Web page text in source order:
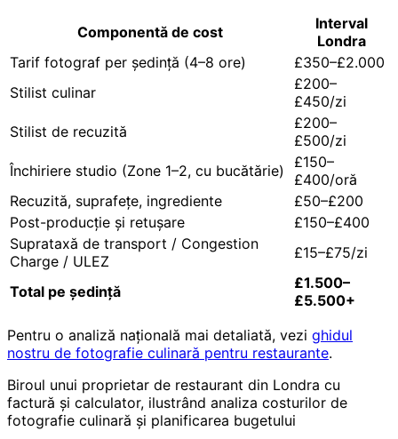
Componentă de cost
Interval
Londra
Tarif fotograf per ședință (4–8 ore)
£350–£2.000
Stilist culinar
£200–
£450/zi
Stilist de recuzită
£200–
£500/zi
Închiriere studio (Zone 1–2, cu bucătărie)
£150–
£400/oră
Recuzită, suprafețe, ingrediente
£50–£200
Post-producție și retușare
£150–£400
Suprataxă de transport / Congestion
Charge / ULEZ
£15–£75/zi
Total pe ședință
£1.500–
£5.500+
Pentru o analiză națională mai detaliată, vezi ghidul
nostru de fotografie culinară pentru restaurante.
Biroul unui proprietar de restaurant din Londra cu
factură și calculator, ilustrând analiza costurilor de
fotografie culinară și planificarea bugetului